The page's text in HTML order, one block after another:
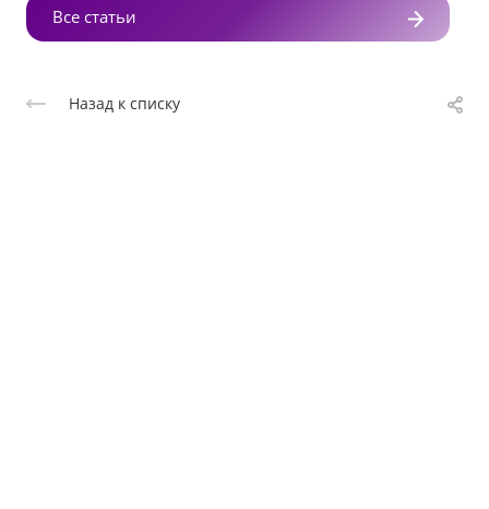
Все статьи
Назад к списку